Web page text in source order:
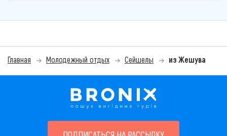
Главная Молодежный отдых Сейшелы из Жешува